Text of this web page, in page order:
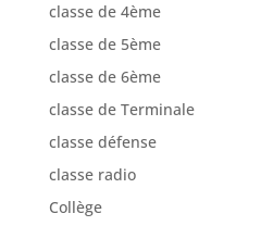
classe de 4ème
classe de 5ème
classe de 6ème
classe de Terminale
classe défense
classe radio
Collège